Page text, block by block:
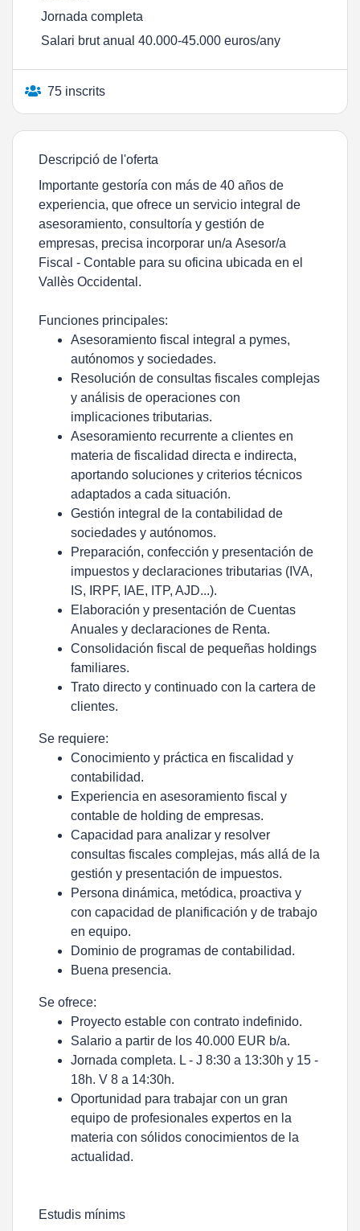
Jornada completa
Salari brut anual 40.000-45.000 euros/any
75 inscrits
Descripció de l'oferta
Importante gestoría con más de 40 años de
experiencia, que ofrece un servicio integral de
asesoramiento, consultoría y gestión de
empresas, precisa incorporar un/a Asesor/a
Fiscal - Contable para su oficina ubicada en el
Vallès Occidental.
Funciones principales:
Asesoramiento fiscal integral a pymes,
autónomos y sociedades.
Resolución de consultas fiscales complejas
y análisis de operaciones con
implicaciones tributarias.
Asesoramiento recurrente a clientes en
materia de fiscalidad directa e indirecta,
aportando soluciones y criterios técnicos
adaptados a cada situación.
Gestión integral de la contabilidad de
sociedades y autónomos.
Preparación, confección y presentación de
impuestos y declaraciones tributarias (IVA,
IS, IRPF, IAE, ITP, AJD...).
Elaboración y presentación de Cuentas
Anuales y declaraciones de Renta.
Consolidación fiscal de pequeñas holdings
familiares.
Trato directo y continuado con la cartera de
clientes.
Se requiere:
Conocimiento y práctica en fiscalidad y
contabilidad.
Experiencia en asesoramiento fiscal y
contable de holding de empresas.
Capacidad para analizar y resolver
consultas fiscales complejas, más allá de la
gestión y presentación de impuestos.
Persona dinámica, metódica, proactiva y
con capacidad de planificación y de trabajo
en equipo.
Dominio de programas de contabilidad.
Buena presencia.
Se ofrece:
Proyecto estable con contrato indefinido.
Salario a partir de los 40.000 EUR b/a.
Jornada completa. L - J 8:30 a 13:30h y 15 -
18h. V 8 a 14:30h.
Oportunidad para trabajar con un gran
equipo de profesionales expertos en la
materia con sólidos conocimientos de la
actualidad.
Estudis mínims